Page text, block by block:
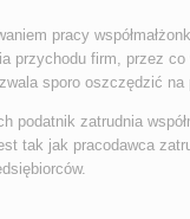
pracy
przychodu firm, przez
sporo oszczędzić na
zatrudnia
tak jak pracodawca